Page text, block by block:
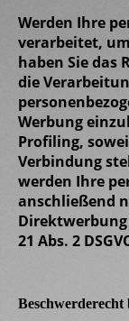
Werden Ihre
verarbeitet,
haben Sie das
die
Werbung
Profiling,
Verbindung
werden Ihre
anschließend
21 Abs. 2
Beschwerderecht